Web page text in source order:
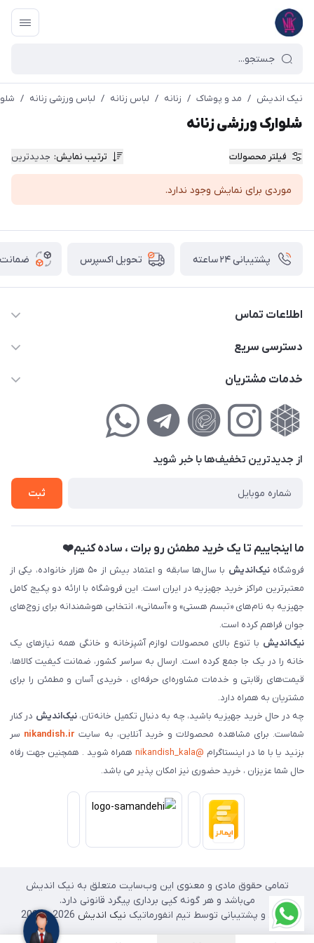
نیک اندیش / مد و پوشاک / زنانه / لباس زنانه / لباس ورزشی زنانه /
شلوارک ورزشی زنانه
فیلتر محصولات ترتیب نمایش: جدیدترین
موردی برای نمایش وجود ندارد.
پشتیبانی ۲۴ ساعته تحویل اکسپرس ضمانت
اطلاعات تماس
02177111474
کوچه گلریز 4 غربی ، پلاک 13
دسترسی سریع
حساب کاربری
لیست محصولات
خدمات مشتریان
راهنمای‌خرید‌آنلاین
حریم خصوصی
فروش‌اقساطی
از جدید‌ترین تخفیف‌ها با‌ خبر شوید
ثبت
ما اینجاییم تا یک خرید مطمئن رو برات ، ساده کنیم❤️
فروشگاهنیک‌اندیش
با سال‌ها سابقه و اعتماد بیش از ۵۰ هزار خانواده، یکی از
معتبرترین مراکز خرید جهیزیه در ایران است. این فروشگاه با ارائه دو پکیج کامل
جهیزیه به نام‌های «تبسم هستی» و «آسمانی»، انتخابی هوشمندانه برای زوج‌های
جوان فراهم کرده است.
نیک‌اندیش با تنوع بالای محصولات لوازم آشپزخانه و خانگی همه نیازهای یک
خانه را در یک جا جمع کرده است. ارسال به سراسر کشور، ضمانت کیفیت کالاها،
قیمت‌های رقابتی و خدمات مشاوره‌ای حرفه‌ای ، خریدی آسان و مطمئن را برای
مشتریان به همراه دارد.
چه در حال خرید جهیزیه باشید، چه به دنبال تکمیل خانه‌تان،نیک‌اندیش در کنار
شماست. برای مشاهده محصولات و خرید آنلاین، به سایت nikandish.ir سر
بزنید یا با ما در اینستاگرام @nikandish_kala
همراه شوید . همچنین جهت رفاه
حال شما عزیزان ، خرید حضوری نیز امکان پذیر می باشد.
تمامی حقوق مادی و معنوی این وب‌سایت متعلق به نیک اندیش
می‌باشد و هر گونه کپی برداری پیگرد قانونی دارد.
طراحی و پشتیبانی توسط تیم انفورماتیک نیک اندیش 2026 - 2025